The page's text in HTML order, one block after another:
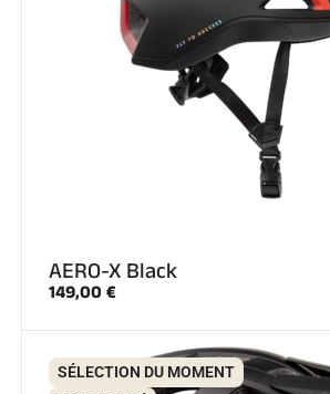
AERO-X Black
149,00 €
SÉLECTION DU MOMENT